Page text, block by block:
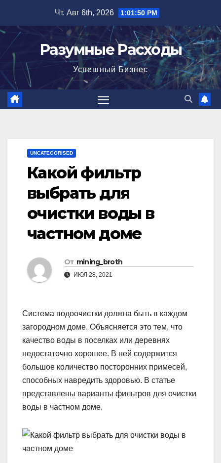
содержимому
Чт. Авг 6th, 2026 1:01:51 PM
Разумные Расходы
Успешный Бизнес
UNCATEGORISED
Какой фильтр
выбрать для
очистки воды в
частном доме
От mining_broth
ИЮЛ 28, 2021
Система водоочистки должна быть в каждом
загородном доме. Объясняется это тем, что
качество воды в поселках или деревнях
недостаточно хорошее. В ней содержится
большое количество посторонних примесей,
способных навредить здоровью. В статье
представлены варианты фильтров для очистки
воды в частном доме.